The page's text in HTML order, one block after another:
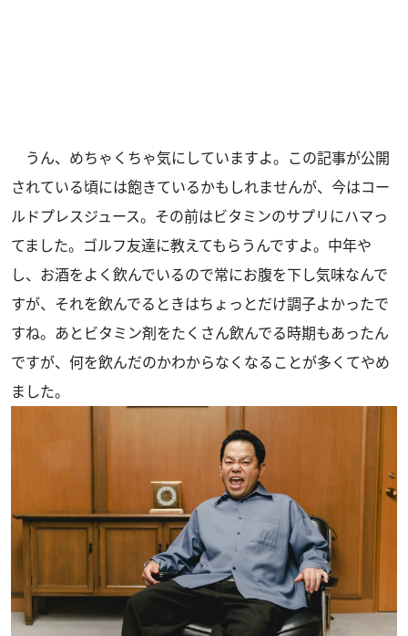
うん、めちゃくちゃ気にしていますよ。この記事が公開
されている頃には飽きているかもしれませんが、今はコー
ルドプレスジュース。その前はビタミンのサプリにハマっ
てました。ゴルフ友達に教えてもらうんですよ。中年や
し、お酒をよく飲んでいるので常にお腹を下し気味なんで
すが、それを飲んでるときはちょっとだけ調子よかったで
すね。あとビタミン剤をたくさん飲んでる時期もあったん
ですが、何を飲んだのかわからなくなることが多くてやめ
ました。